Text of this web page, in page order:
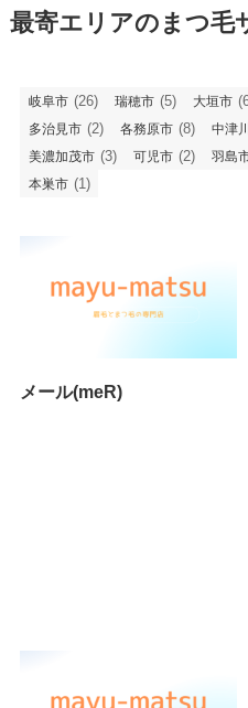
最寄エリアのまつ毛
岐阜市 (26) 瑞穂市 (5) 大垣市
多治見市 (2) 各務原市 (8) 中津
美濃加茂市 (3) 可児市 (2) 羽島
本巣市 (1)
メール(meR)